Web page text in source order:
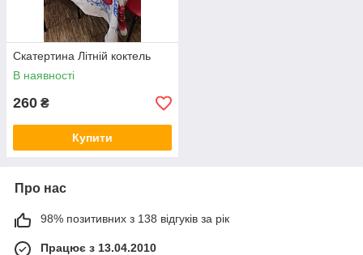
Скатертина Літній коктель
В наявності
260 ₴
Купити
Про нас
98% позитивних з 138 відгуків за рік
Працює з 13.04.2010